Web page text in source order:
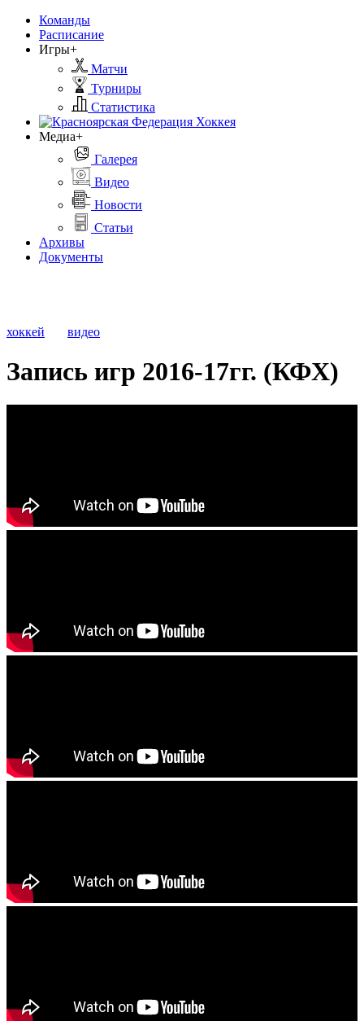
Команды
Расписание
Игры+
Матчи
Турниры
Статистика
Медиа+
Галерея
Видео
Новости
Статьи
Архивы
Документы
хоккей видео
Запись игр 2016-17гг. (КФХ)